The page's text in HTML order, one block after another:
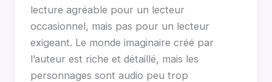
lecture agréable pour un lecteur
occasionnel, mais pas pour un lecteur
exigeant. Le monde imaginaire créé par
l’auteur est riche et détaillé, mais les
personnages sont audio peu trop